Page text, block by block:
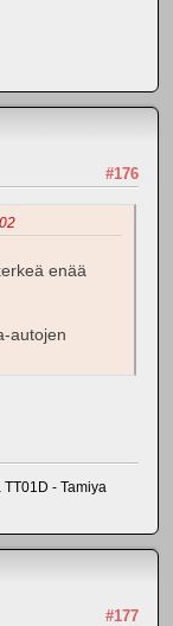
#176
enää
autojen
- Tamiya
#177